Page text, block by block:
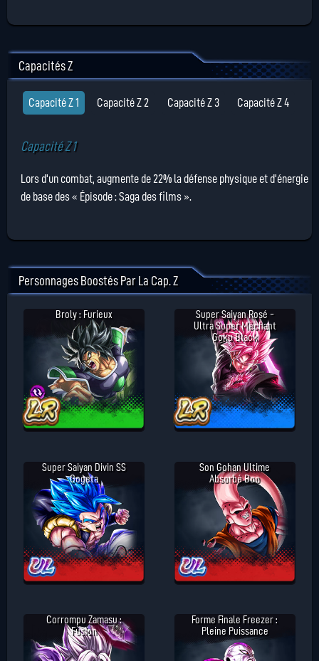
Capacités Z
Capacité Z 1 Capacité Z 2 Capacité Z 3 Capacité Z 4
Capacité Z 1
Lors d'un combat, augmente de 22% la défense physique et d'énergie
de base des « Épisode : Saga des films ».
Personnages Boostés Par La Cap. Z
Broly : Furieux
Super Saiyan Rosé -
Ultra Super Méchant
Goku Black
Super Saiyan Divin SS
Gogeta
Son Gohan Ultime
Absorbé Boo
Corrompu Zamasu :
Fusion
Forme Finale Freezer :
Pleine Puissance